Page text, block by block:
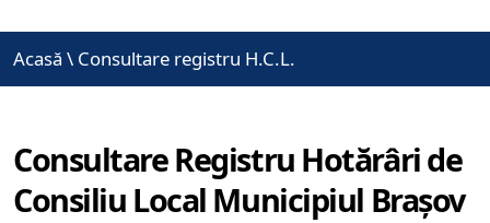
Acasă \ Consultare registru H.C.L.
Consultare Registru Hotărâri de
Consiliu Local Municipiul Brașov